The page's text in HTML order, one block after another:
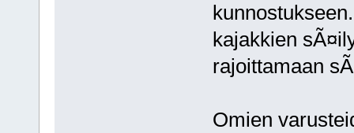
kajakkien
rajoittamaan
Omien